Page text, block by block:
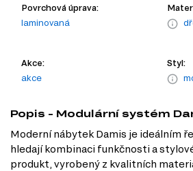
Povrchová úprava:
laminovaná
Akce:
akce
Styl:
Popis - Modulární systém
Moderní nábytek Damis je ideálním
hledají kombinaci funkčnosti a
produkt, vyrobený z kvalitních